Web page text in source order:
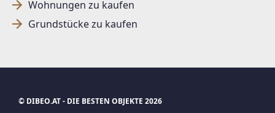
Wohnungen zu kaufen
Grundstücke zu kaufen
Jetzt Suchagent anlegen
zu.
© DIBEO.AT - DIE BESTEN OBJEKTE 2026